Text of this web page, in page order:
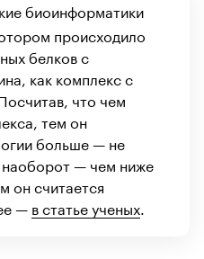
биоинформатики
происходило
белков с
как комплекс с
что чем
тем он
больше — не
наоборот — чем ниже
он считается
—в статье ученых